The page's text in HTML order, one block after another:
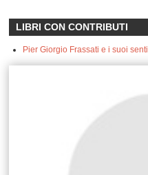
LIBRI CON CONTRIBUTI
Pier Giorgio Frassati e i suoi